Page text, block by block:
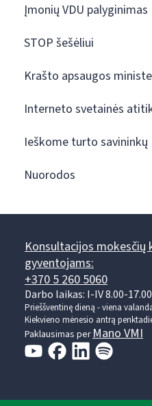
Įmonių VDU palyginimas
STOP šešėliui
Krašto apsaugos
Interneto svetainės
Ieškome turto savininkų
Nuorodos
Konsultacijos mokesčių
gyventojams:
+370 5 260 5060
Darbo laikas: I-IV 8.00-
Prieššventinę dieną - viena
Kiekvieno mėnesio antrą
Paklausimas perMano VMI